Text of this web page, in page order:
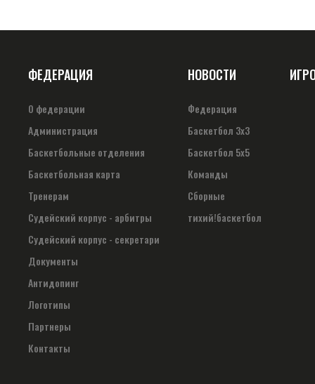
ФЕДЕРАЦИЯ
О федерации
Администрация
Баскетбольные отделения
Баскетбольная карта
Тренерам
Судейский корпус - арбитры
Судейский корпус - секретари
Документы
Антидопинг
Логотипы
Партнеры
Контакты
НОВОСТИ
Федерация
Баскетбол 3х3
Баскетбол 5х5
Команды
Сборные
тихий!баскетбол